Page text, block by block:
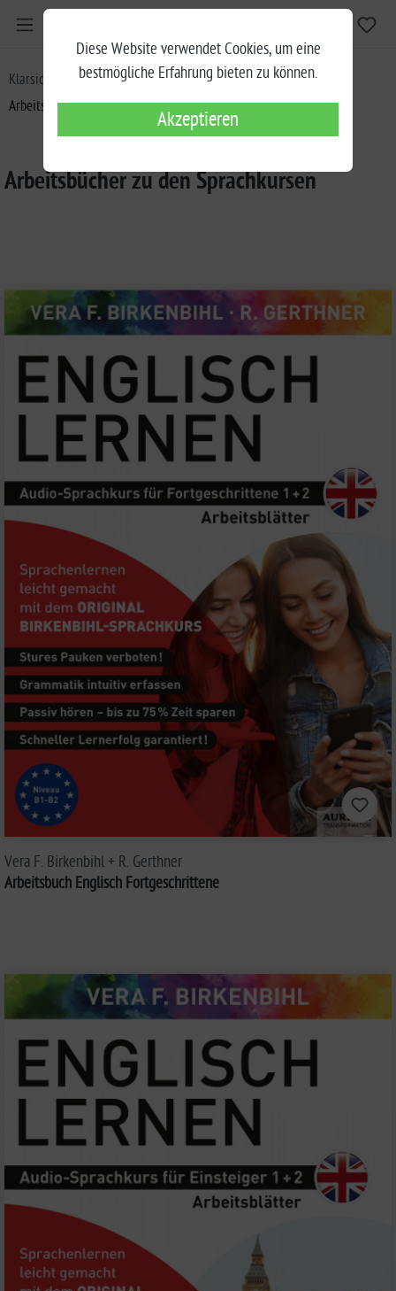
Klarsicht Verlag
Birkenbihl Sprachkurse
Arbeitsbücher zu den Sprachkursen
Arbeitsbücher zu den Sprachkursen
Vera F. Birkenbihl + R. Gerthner
Arbeitsbuch Englisch Fortgeschrittene
Diese Website verwendet Cookies, um eine
bestmögliche Erfahrung bieten zu können.
Akzeptieren